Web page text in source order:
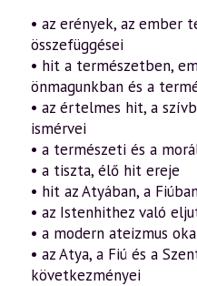
fényében
(2010.01.09.)
mennyiség
• az erények, az ember
összefüggései
• hit a természetben,
önmagunkban és a
• az értelmes hit, a
ismérvei
• a természeti és a
• a tiszta, élő hit ereje
• hit az Atyában, a
• az Istenhithez való
• a modern ateizmus
• az Atya, a Fiú és a
következményei